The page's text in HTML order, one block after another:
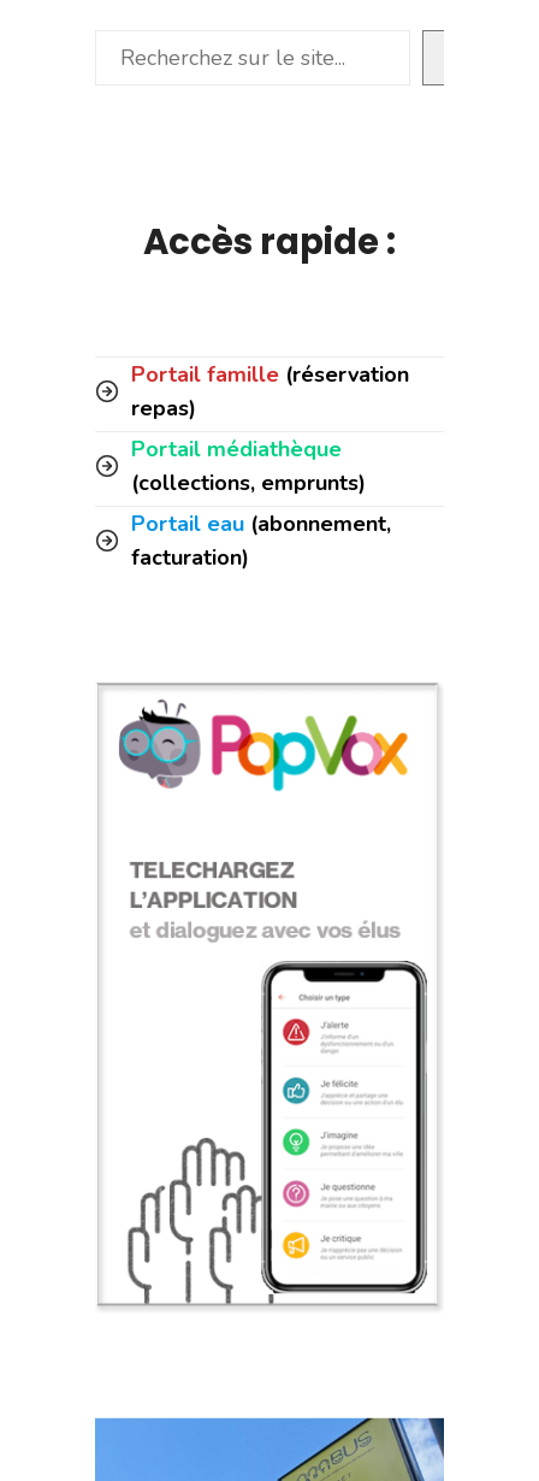
Rechercher
Accès rapide :
Portail famille (réservation
repas)
Portail médiathèque
(collections, emprunts)
Portail eau (abonnement,
facturation)